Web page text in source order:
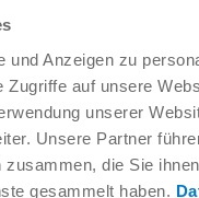
und Anzeigen zu
Zugriffe auf unsere
unserer
Unsere Partner
die Sie
gesammelt haben.